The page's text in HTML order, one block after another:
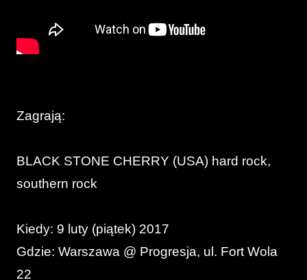
Zagrają:
BLACK STONE CHERRY (USA) hard rock,
southern rock
Kiedy: 9 luty (piątek) 2017
Gdzie: Warszawa @ Progresja, ul. Fort Wola
22